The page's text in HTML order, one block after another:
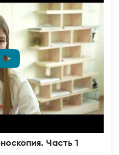
Часть 1